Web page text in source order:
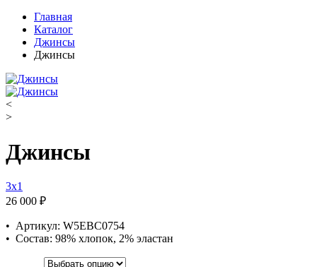
Главная
Каталог
Джинсы
Джинсы
<
>
Джинсы
3x1
26 000 ₽
• Артикул: W5EBC0754
• Состав: 98% хлопок, 2% эластан